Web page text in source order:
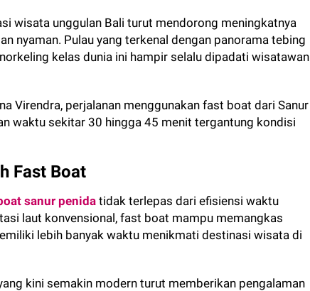
wisata unggulan Bali turut mendorong meningkatnya
nyaman. Pulau yang terkenal dengan panorama tebing
kelas dunia ini hampir selalu dipadati wisatawan
Virendra, perjalanan menggunakan fast boat dari Sanur
waktu sekitar 30 hingga 45 menit tergantung kondisi
Fast Boat
sanur penida tidak terlepas dari efisiensi waktu
laut konvensional, fast boat mampu memangkas
lebih banyak waktu menikmati destinasi wisata di
kini semakin modern turut memberikan pengalaman